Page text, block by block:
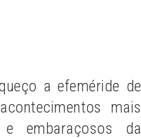
a efeméride de
mais
e embaraçosos da